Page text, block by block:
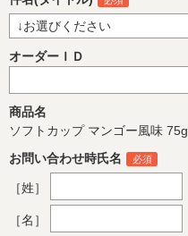
オーダーＩＤ
商品名
ソフトカップ マンゴー風味 75g
お問い合わせ時氏名
［姓］
［名］